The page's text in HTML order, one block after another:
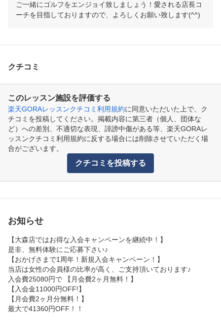
ご一緒にゴルフをエンジョイ致しましょう！愛される店長コ
ーチを目指しておりますので、よろしくお願い致します(^^)
クチコミ
このレッスン施設を評価する
楽天GORAレッスンクチコミ利用規約に同意いただいた上で、ク
チコミを投稿してください。掲載内容に第三者（個人、団体な
ど）への差別、不適切な表現、誹謗中傷がある等、楽天GORAレ
ッスンクチコミ利用規約に反する場合には削除させていただく場
合がございます。
クチコミを投稿する
お知らせ
【大森店ではお得な入会キャンペーンを継続中！】
是非、無料体験にご応募下さい♪
【おかげさまで1周年！新規入会キャンペーン！】
当店は女性の会員様の比率が高く、ご支持頂いております♪
入会費25080円で 【月会費2ヶ月無料！】
【入会金11000円OFF!】
【月会費2ヶ月分無料！】
最大で41360円OFF！！